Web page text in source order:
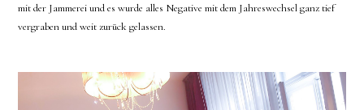
mit der Jammerei und es wurde alles Negative mit dem Jahreswechsel ganz tief
vergraben und weit zurück gelassen.